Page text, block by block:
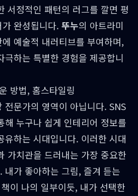
서정적인 패턴의 러그를 깔면 평
완성됩니다. 뚜누의 아트라미
예술적 내러티브를 부여하며,
극하는 특별한 경험을 제공합니
방법, 홈스타일링
전문가의 영역이 아닙니다. SNS
해 누구나 쉽게 인테리어 정보를
유하는 시대입니다. 이러한 시대
가치관을 드러내는 가장 중요한
내가 좋아하는 그림, 즐겨 듣는
이 나의 일부이듯, 내가 선택한